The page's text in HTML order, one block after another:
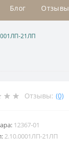
Блог Отзывы
21ЛП
Отзывы: (0)
12367-01
2.10.0001ЛП-21ЛП